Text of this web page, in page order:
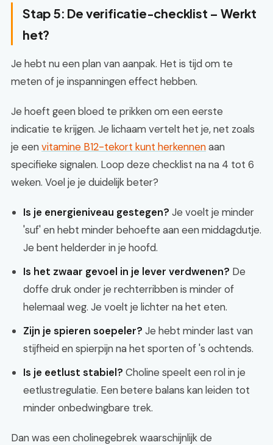
Stap 5: De verificatie-checklist – Werkt
het?
Je hebt nu een plan van aanpak. Het is tijd om te
meten of je inspanningen effect hebben.
Je hoeft geen bloed te prikken om een eerste
indicatie te krijgen. Je lichaam vertelt het je, net zoals
je eenvitamine B12-tekort kunt herkennenaan
specifieke signalen. Loop deze checklist na na 4 tot 6
weken. Voel je je duidelijk beter?
Is je energieniveau gestegen? Je voelt je minder
'suf' en hebt minder behoefte aan een middagdutje.
Je bent helderder in je hoofd.
Is het zwaar gevoel in je lever verdwenen? De
doffe druk onder je rechterribben is minder of
helemaal weg. Je voelt je lichter na het eten.
Zijn je spieren soepeler? Je hebt minder last van
stijfheid en spierpijn na het sporten of 's ochtends.
Is je eetlust stabiel? Choline speelt een rol in je
eetlustregulatie. Een betere balans kan leiden tot
minder onbedwingbare trek.
Dan was een cholinegebrek waarschijnlijk de